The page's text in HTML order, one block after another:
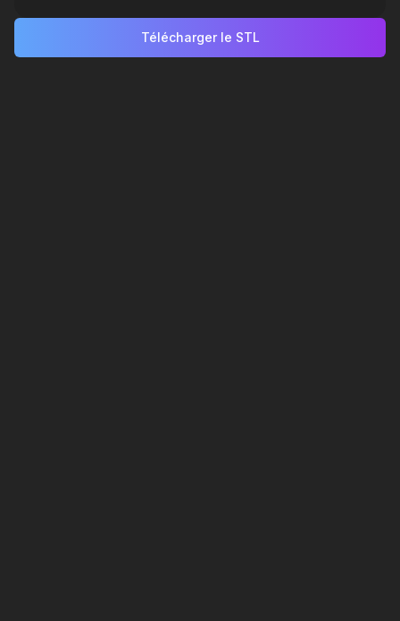
Télécharger le STL